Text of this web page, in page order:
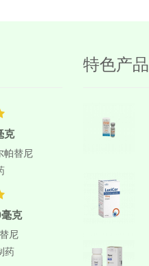
克
帕替尼
克
尼
药
特色产品